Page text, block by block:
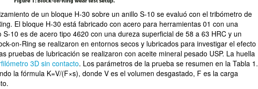
de un bloque H-30 sobre un anillo S-10 se evaluó con el tribómetro de
El bloque H-30 está fabricado con acero para herramientas 01 con una
10 es de acero tipo 4620 con una dureza superficial de 58 a 63 HRC y un
on-Ring se realizaron en entornos secos y lubricados para investigar el efecto
pruebas de lubricación se realizaron con aceite mineral pesado USP. La huella
3D sin contacto. Los parámetros de la prueba se resumen en la Tabla 1.
la fórmula K=V/(F×s), donde V es el volumen desgastado, F es la carga